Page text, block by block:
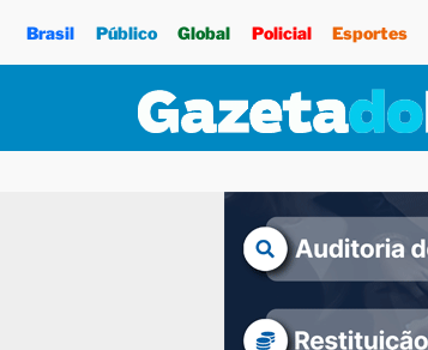
Brasil Público Global Policial Esportes